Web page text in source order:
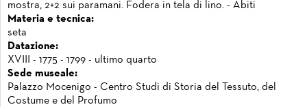
mostra, 2+2 sui paramani. Fodera in tela di lino. - Abiti
Materia e tecnica:
seta
Datazione:
XVIII - 1775 - 1799 - ultimo quarto
Sede museale:
Palazzo Mocenigo - Centro Studi di Storia del Tessuto, del
Costume e del Profumo